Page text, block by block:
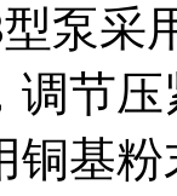
泵采
调节
铜基